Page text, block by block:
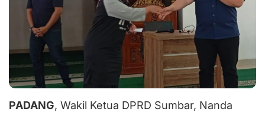
PADANG, Wakil Ketua DPRD Sumbar, Nanda